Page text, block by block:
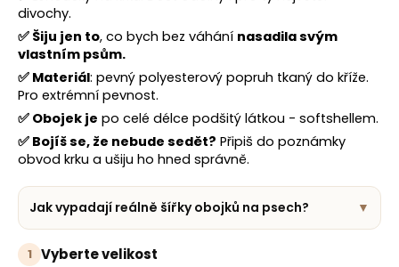
divochy.
✅ Šiju jen to, co bych bez váhání nasadila svým
vlastním psům.
✅ Materiál: pevný polyesterový popruh tkaný do kříže.
Pro extrémní pevnost.
✅ Obojek je po celé délce podšitý látkou - softshellem.
✅ Bojíš se, že nebude sedět? Připiš do poznámky
obvod krku a ušiju ho hned správně.
Jak vypadají reálně šířky obojků na psech? ▼
1 Vyberte velikost
u
j
e
m
e